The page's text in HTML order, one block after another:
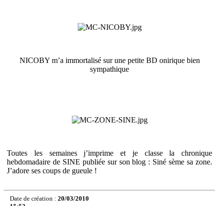
NICOBY m’a immortalisé sur une petite BD onirique bien
sympathique
Toutes les semaines j’imprime et je classe la chronique
hebdomadaire de SINE publiée sur son blog : Siné sème sa zone.
J’adore ses coups de gueule !
Date de création : 20/03/2010